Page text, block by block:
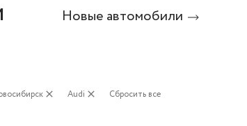
Новые автомобили
close Audi close Сбросить все